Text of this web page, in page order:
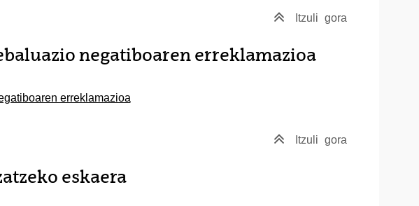
Itzuli gora
negatiboaren erreklamazioa
erreklamazioa
Itzuli gora
eskaera